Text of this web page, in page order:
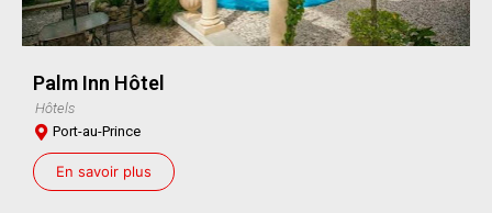
Palm Inn Hôtel
Hôtels
Port-au-Prince
En savoir plus